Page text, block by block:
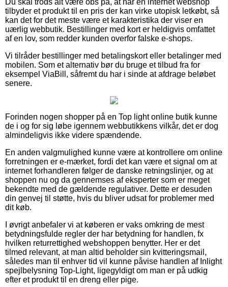
tilbyder et produkt til en pris der kan virke utopisk letkøbt, så
kan det for det meste være et karakteristika der viser en
uærlig webbutik. Bestillinger med kort er heldigvis omfattet
af en lov, som redder kunden overfor falske e-shops.
Vi tilråder bestillinger med betalingskort eller betalinger med
mobilen. Som et alternativ bør du bruge et tilbud fra for
eksempel ViaBill, såfremt du har i sinde at afdrage beløbet
senere.
Forinden nogen shopper på en Top light online butik kunne
de i og for sig løbe igennem webbutikkens vilkår, det er dog
almindeligvis ikke videre spændende.
En anden valgmulighed kunne være at kontrollere om online
forretningen er e-mærket, fordi det kan være et signal om at
internet forhandleren følger de danske retningslinjer, og at
shoppen nu og da gennemses af eksperter som er meget
bekendte med de gældende regulativer. Dette er desuden
din genvej til støtte, hvis du bliver udsat for problemer med
dit køb.
I øvrigt anbefaler vi at køberen er vaks omkring de mest
betydningsfulde regler der har betydning for handlen, fx
hvilken returrettighed webshoppen benytter. Her er det
tilmed relevant, at man altid beholder sin kvitteringsmail,
således man til enhver tid vil kunne påvise handlen af Inlight
spejlbelysning Top-Light, ligegyldigt om man er på udkig
efter et produkt til en dreng eller pige.